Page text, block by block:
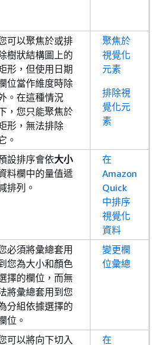
可以聚焦於或排
樹狀結構圖上的
形，但使用日期
位當作維度時除
。在這種情況
，您只能聚焦於
形，無法排除
。
聚焦於
視覺化
元素
排除視
覺化元
素
設排序會依大小
料欄中的量值遞
排列。
在
Amazon
Quick
中排序
視覺化
資料
必須將彙總套用
您為大小和顏色
擇的欄位，而無
將彙總套用到您
分組依據選擇的
位。
變更欄
位彙總
可以將向下切入 在